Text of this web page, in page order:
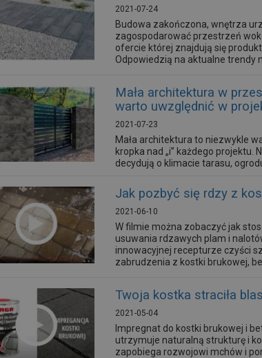
2021-07-24
Budowa zakończona, wnętrza
zagospodarować przestrzeń
ofercie której znajdują się
Odpowiedzią na aktualne trendy
Mała architektura w
warto uwzględnić w
2021-07-23
Mała architektura to niezwykle
kropka nad „i” każdego projektu.
decydują o klimacie tarasu,
budują atmosferę i pozwalają...
Jak pozbyć się rdzy z
2021-06-10
W filmie można zobaczyć jak
usuwania rdzawych plam i
innowacyjnej recepturze czyści
zabrudzenia z kostki brukowej,
Twoja kostka straciła
2021-05-04
Impregnat do kostki brukowej i
utrzymuje naturalną strukturę i
zapobiega rozwojowi mchów i